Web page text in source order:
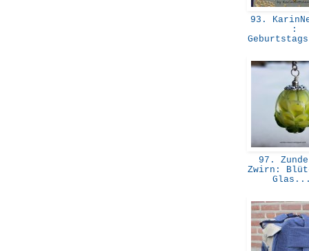
93.
:
97.
Zwirn: